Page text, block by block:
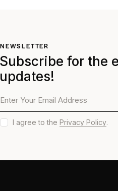
NEWSLETTER
Subscribe for the
updates!
I agree to the Privacy Policy.